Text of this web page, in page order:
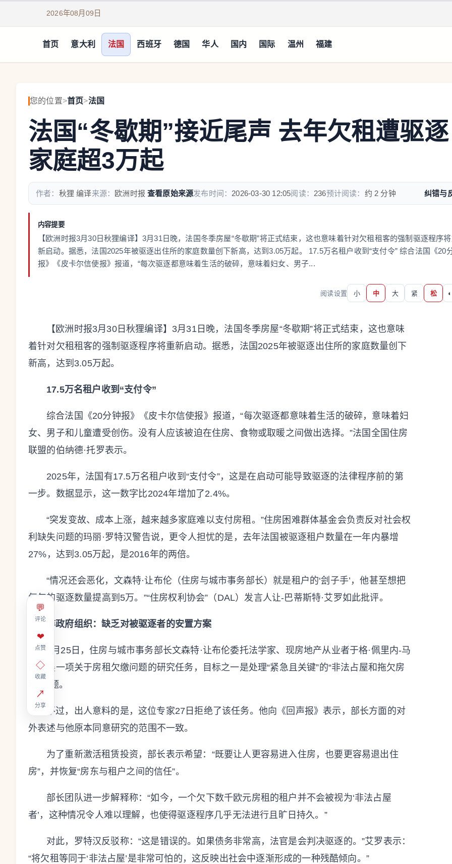
2026年08月09日
首页 意大利 法国 西班牙 德国 华人 国内 国际 温州 福建
您的位置>首页>法国
法国“冬歇期”接近尾声 去年欠租遭驱逐
家庭超3万起
作者： 秋狸 编译来源： 欧洲时报 查看原始来源发布时间： 2026-03-30 12:05阅读： 236预计阅读： 约 2 分钟 纠错与
内容提要
【欧洲时报3月30日秋狸编译】3月31日晚，法国冬季房屋“冬歇期”将正式结束，这也意味着针对欠租租客的强制驱逐程序
新启动。据悉，法国2025年被驱逐出住所的家庭数量创下新高，达到3.05万起。 17.5万名租户收到“支付令” 综合法国《20
报》《皮卡尔信使报》报道，“每次驱逐都意味着生活的破碎，意味着妇女、男子...
阅读设置 小 中 大 紧 松 ◐
💬
评论
❤
点赞
◇
收藏
↗
分享
【欧洲时报3月30日秋狸编译】3月31日晚，法国冬季房屋“冬歇期”将正式结束，这也意味
着针对欠租租客的强制驱逐程序将重新启动。据悉，法国2025年被驱逐出住所的家庭数量创下
新高，达到3.05万起。
17.5万名租户收到“支付令”
综合法国《20分钟报》《皮卡尔信使报》报道，“每次驱逐都意味着生活的破碎，意味着妇
女、男子和儿童遭受创伤。没有人应该被迫在住房、食物或取暖之间做出选择。”法国全国住房
联盟的伯纳德·托罗表示。
2025年，法国有17.5万名租户收到“支付令”，这是在启动可能导致驱逐的法律程序前的第
一步。数据显示，这一数字比2024年增加了2.4%。
“突发变故、成本上涨，越来越多家庭难以支付房租。”住房困难群体基金会负责反对社会权
利缺失问题的玛丽·罗特汉警告说，更令人担忧的是，去年法国被驱逐租户数量在一年内暴增
27%，达到3.05万起，是2016年的两倍。
“情况还会恶化，文森特·让布伦（住房与城市事务部长）就是租户的‘刽子手’，他甚至想把
每年的驱逐数量提高到5万。”“住房权利协会”（DAL）发言人让-巴蒂斯特·艾罗如此批评。
非政府组织：缺乏对被驱逐者的安置方案
3月25日，住房与城市事务部长文森特·让布伦委托法学家、现房地产从业者于格·佩里内-马
凯开展一项关于房租欠缴问题的研究任务，目标之一是处理“紧急且关键”的“非法占屋和拖欠房
租”问题。
不过，出人意料的是，这位专家27日拒绝了该任务。他向《回声报》表示，部长方面的对
外表述与他原本同意研究的范围不一致。
为了重新激活租赁投资，部长表示希望：“既要让人更容易进入住房，也要更容易退出住
房”，并恢复“房东与租户之间的信任”。
部长团队进一步解释称：“如今，一个欠下数千欧元房租的租户并不会被视为‘非法占屋
者’，这种情况令人难以理解，也使得驱逐程序几乎无法进行且旷日持久。”
对此，罗特汉反驳称：“这是错误的。如果债务非常高，法官是会判决驱逐的。”艾罗表示：
“将欠租等同于‘非法占屋’是非常可怕的，这反映出社会中逐渐形成的一种残酷倾向。”